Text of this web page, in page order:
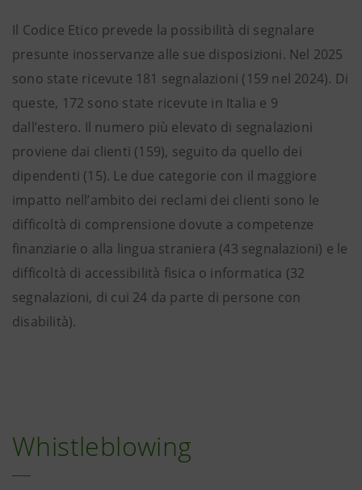
Il Codice Etico prevede la possibilità di segnalare
presunte inosservanze alle sue disposizioni. Nel 2025
sono state ricevute 181 segnalazioni (159 nel 2024). Di
queste, 172 sono state ricevute in Italia e 9
dall’estero. Il numero più elevato di segnalazioni
proviene dai clienti (159), seguito da quello dei
dipendenti (15). Le due categorie con il maggiore
impatto nell’ambito dei reclami dei clienti sono le
difficoltà di comprensione dovute a competenze
finanziarie o alla lingua straniera (43 segnalazioni) e le
difficoltà di accessibilità fisica o informatica (32
segnalazioni, di cui 24 da parte di persone con
disabilità).
Whistleblowing